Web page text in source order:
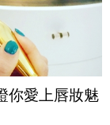
你愛上唇妝魅